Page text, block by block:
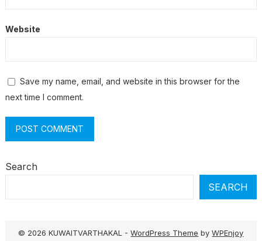
Website
Save my name, email, and website in this browser for the
next time I comment.
Search
SEARCH
© 2026 KUWAITVARTHAKAL -WordPress Theme byWPEnjoy